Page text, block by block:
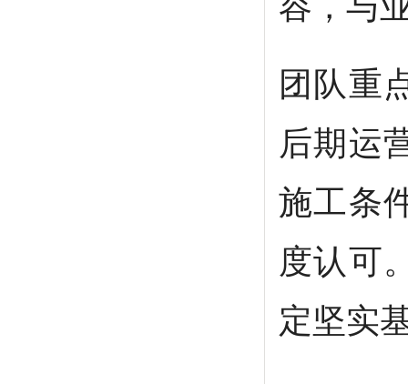
团队重
后期运
施工条
度认可
定坚实